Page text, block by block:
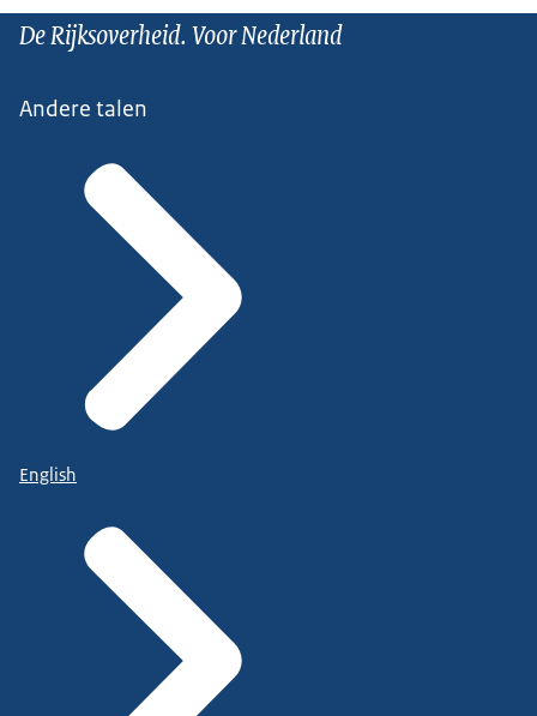
De Rijksoverheid. Voor Nederland
Andere talen
English